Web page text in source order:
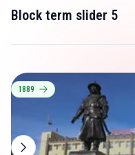
Block term slider 5
1889